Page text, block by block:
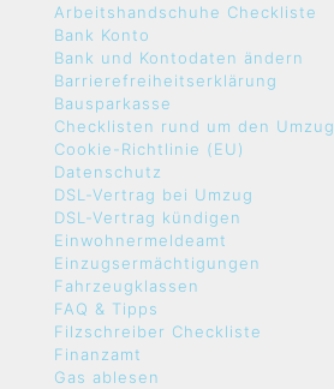
Arbeitshandschuhe Checkliste
Bank Konto
Bank und Kontodaten ändern
Barrierefreiheitserklärung
Bausparkasse
Checklisten rund um den Umzug
Cookie-Richtlinie (EU)
Datenschutz
DSL-Vertrag bei Umzug
DSL-Vertrag kündigen
Einwohnermeldeamt
Einzugsermächtigungen
Fahrzeugklassen
FAQ & Tipps
Filzschreiber Checkliste
Finanzamt
Gas ablesen